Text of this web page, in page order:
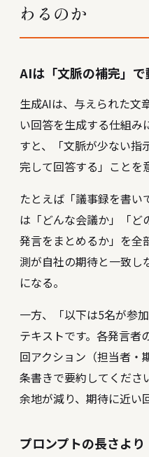
わるのか
AIは「文脈の補完」で
生成AIは、与えられた文
い回答を生成する仕組み
すと、「文脈が少ない指
完して回答する」ことを
たとえば「議事録を書い
は「どんな会議か」「ど
発言をまとめるか」を全
測が自社の期待と一致し
になる。
一方、「以下は5名が参
テキストです。各発言者
回アクション（担当者・
条書きで要約してくださ
余地が減り、期待に近い
プロンプトの長さよ